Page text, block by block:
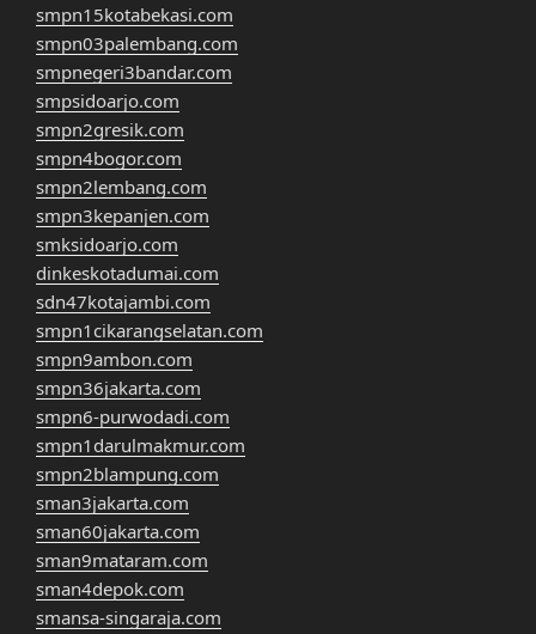
smpn15kotabekasi.com
smpn03palembang.com
smpnegeri3bandar.com
smpsidoarjo.com
smpn2gresik.com
smpn4bogor.com
smpn2lembang.com
smpn3kepanjen.com
smksidoarjo.com
dinkeskotadumai.com
sdn47kotajambi.com
smpn1cikarangselatan.com
smpn9ambon.com
smpn36jakarta.com
smpn6-purwodadi.com
smpn1darulmakmur.com
smpn2blampung.com
sman3jakarta.com
sman60jakarta.com
sman9mataram.com
sman4depok.com
smansa-singaraja.com